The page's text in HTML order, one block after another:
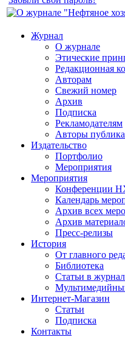
Журнал
О журнале
Этические
Редакционная
Авторам
Свежий номер
Архив
Подписка
Рекламодателям
Авторы
Издательство
Портфолио
Мероприятия
Мероприятия
Конференции
Календарь
Архив всех
Архив
Пресс-релизы
История
От главного
Библиотека
Статьи в
Интернет-Магазин
Статьи
Подписка
Контакты